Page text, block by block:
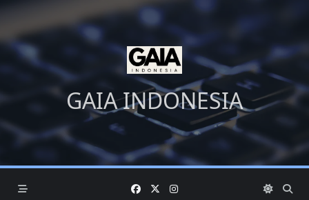
Skip
content
GAIA INDONESIA